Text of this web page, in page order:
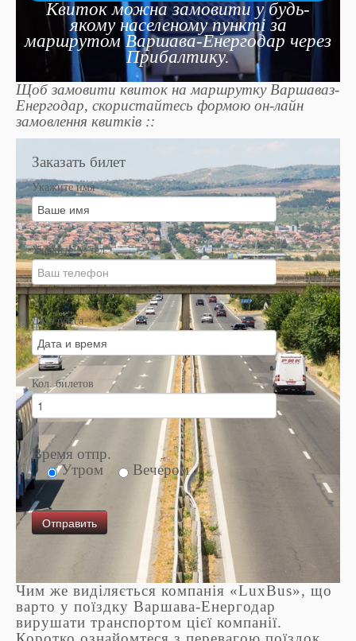
Квиток можна замовити у будь-
якому населеному пункті за
маршрутом Варшава-Енергодар через
Прибалтику.
Щоб замовити квиток на маршрутку Варшаваз-
Енергодар, скористайтесь формою он-лайн
замовлення квитків ::
Заказать билет
Укажите имя
Укажите № тел.
Дата рейса
Кол. билетов
Время отпр.
Утром
Вечером
Чим же виділяється компанія «LuxBus», що
варто у поїздку Варшава-Енергодар
вирушати транспортом цієї компанії.